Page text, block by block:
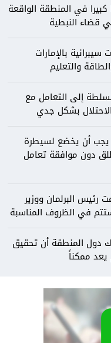
في المنطقة الواقعة
قضاء النبطية
بالإمارات
والتعليم
إلى التعامل مع
بشكل جدي
يجب أن يخضع لسيطرة
دون موافقة تعامل
رئيس البرلمان ووزير
وستتم في الظروف المناسبة
دول المنطقة أن تحقيق
يعد ممكناً